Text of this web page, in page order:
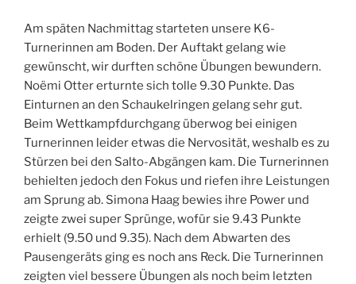
Am späten Nachmittag starteten unsere K6-
Turnerinnen am Boden. Der Auftakt gelang wie
gewünscht, wir durften schöne Übungen bewundern.
Noëmi Otter erturnte sich tolle 9.30 Punkte. Das
Einturnen an den Schaukelringen gelang sehr gut.
Beim Wettkampfdurchgang überwog bei einigen
Turnerinnen leider etwas die Nervosität, weshalb es zu
Stürzen bei den Salto-Abgängen kam. Die Turnerinnen
behielten jedoch den Fokus und riefen ihre Leistungen
am Sprung ab. Simona Haag bewies ihre Power und
zeigte zwei super Sprünge, wofür sie 9.43 Punkte
erhielt (9.50 und 9.35). Nach dem Abwarten des
Pausengeräts ging es noch ans Reck. Die Turnerinnen
zeigten viel bessere Übungen als noch beim letzten